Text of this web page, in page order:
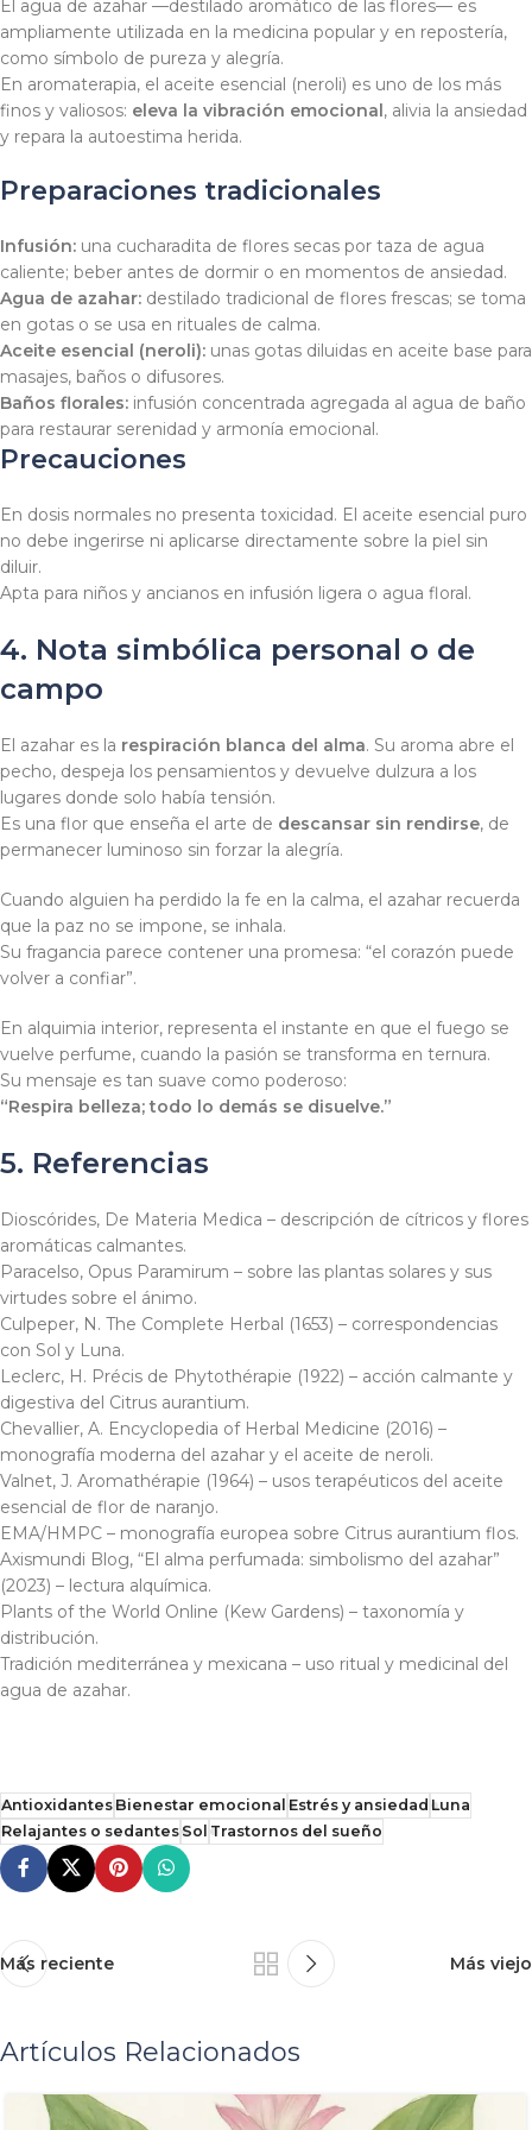
El agua de azahar —destilado aromático de las flores— es
ampliamente utilizada en la medicina popular y en repostería,
como símbolo de pureza y alegría.
En aromaterapia, el aceite esencial (neroli) es uno de los más
finos y valiosos: eleva la vibración emocional, alivia la ansiedad
y repara la autoestima herida.
Preparaciones tradicionales
Infusión: una cucharadita de flores secas por taza de agua
caliente; beber antes de dormir o en momentos de ansiedad.
Agua de azahar: destilado tradicional de flores frescas; se toma
en gotas o se usa en rituales de calma.
Aceite esencial (neroli): unas gotas diluidas en aceite base para
masajes, baños o difusores.
Baños florales: infusión concentrada agregada al agua de baño
para restaurar serenidad y armonía emocional.
Precauciones
En dosis normales no presenta toxicidad. El aceite esencial puro
no debe ingerirse ni aplicarse directamente sobre la piel sin
diluir.
Apta para niños y ancianos en infusión ligera o agua floral.
4. Nota simbólica personal o de
campo
El azahar es la respiración blanca del alma. Su aroma abre el
pecho, despeja los pensamientos y devuelve dulzura a los
lugares donde solo había tensión.
Es una flor que enseña el arte de descansar sin rendirse, de
permanecer luminoso sin forzar la alegría.
Cuando alguien ha perdido la fe en la calma, el azahar recuerda
que la paz no se impone, se inhala.
Su fragancia parece contener una promesa: “el corazón puede
volver a confiar”.
En alquimia interior, representa el instante en que el fuego se
vuelve perfume, cuando la pasión se transforma en ternura.
Su mensaje es tan suave como poderoso:
“Respira belleza; todo lo demás se disuelve.”
5. Referencias
Dioscórides, De Materia Medica – descripción de cítricos y flores
aromáticas calmantes.
Paracelso, Opus Paramirum – sobre las plantas solares y sus
virtudes sobre el ánimo.
Culpeper, N. The Complete Herbal (1653) – correspondencias
con Sol y Luna.
Leclerc, H. Précis de Phytothérapie (1922) – acción calmante y
digestiva del Citrus aurantium.
Chevallier, A. Encyclopedia of Herbal Medicine (2016) –
monografía moderna del azahar y el aceite de neroli.
Valnet, J. Aromathérapie (1964) – usos terapéuticos del aceite
esencial de flor de naranjo.
EMA/HMPC – monografía europea sobre Citrus aurantium flos.
Axismundi Blog, “El alma perfumada: simbolismo del azahar”
(2023) – lectura alquímica.
Plants of the World Online (Kew Gardens) – taxonomía y
distribución.
Tradición mediterránea y mexicana – uso ritual y medicinal del
agua de azahar.
AntioxidantesBienestar emocional Estrés y ansiedad Luna
Relajantes o sedantesSol Trastornos del sueño
Más reciente Más viejo
Artículos Relacionados